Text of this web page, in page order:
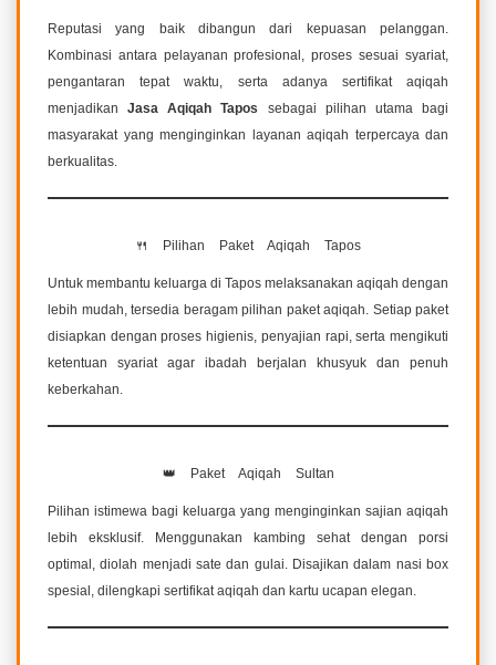
Reputasi yang baik dibangun dari kepuasan pelanggan.
Kombinasi antara pelayanan profesional, proses sesuai syariat,
pengantaran tepat waktu, serta adanya sertifikat aqiqah
menjadikanJasa Aqiqah Tapos
sebagai pilihan utama bagi
masyarakat yang menginginkan layanan aqiqah terpercaya dan
berkualitas.
🍴 Pilihan Paket Aqiqah Tapos
Untuk membantu keluarga di Tapos melaksanakan aqiqah dengan
lebih mudah, tersedia beragam pilihan paket aqiqah. Setiap paket
disiapkan dengan proses higienis, penyajian rapi, serta mengikuti
ketentuan syariat agar ibadah berjalan khusyuk dan penuh
keberkahan.
👑 Paket Aqiqah Sultan
Pilihan istimewa bagi keluarga yang menginginkan sajian aqiqah
lebih eksklusif. Menggunakan kambing sehat dengan porsi
optimal, diolah menjadi sate dan gulai. Disajikan dalam nasi box
spesial, dilengkapi sertifikat aqiqah dan kartu ucapan elegan.